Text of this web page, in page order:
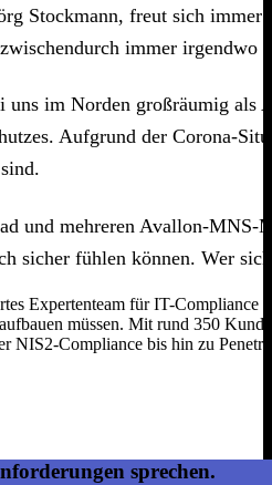
Stockmann, freut sich
immer irgendwo
uns im Norden großräumig
Aufgrund der Corona-
und mehreren Avallon-MNS-
sicher fühlen können. Wer
Expertenteam für IT-
müssen. Mit rund 350
NIS2-Compliance bis hin zu
sprechen.